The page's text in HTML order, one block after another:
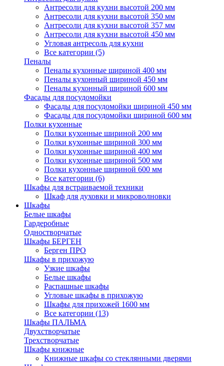
Антресоли для кухни высотой 200 мм
Антресоли для кухни высотой 350 мм
Антресоли для кухни высотой 357 мм
Антресоли для кухни высотой 450 мм
Угловая антресоль для кухни
Все категории (5)
Пеналы
Пеналы кухонные шириной 400 мм
Пеналы кухонный шириной 450 мм
Пеналы кухонный шириной 600 мм
Фасады для посудомойки
Фасады для посудомойки шириной 450 мм
Фасады для посудомойки шириной 600 мм
Полки кухонные
Полки кухонные шириной 200 мм
Полки кухонные шириной 300 мм
Полки кухонные шириной 400 мм
Полки кухонные шириной 500 мм
Полки кухонные шириной 600 мм
Все категории (6)
Шкафы для встраиваемой техники
Шкаф для духовки и микроволновки
Шкафы
Белые шкафы
Гардеробные
Одностворчатые
Шкафы БЕРГЕН
Берген ПРО
Шкафы в прихожую
Узкие шкафы
Белые шкафы
Распашные шкафы
Угловые шкафы в прихожую
Шкафы для прихожей 1600 мм
Все категории (13)
Шкафы ПАЛЬМА
Двухстворчатые
Трехстворчатые
Шкафы книжные
Книжные шкафы со стеклянными дверями